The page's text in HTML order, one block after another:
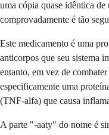
uma cópia quase idêntica
comprovadamente é tão
Este medicamento é uma
anticorpos que seu sistema
entanto, em vez de
especificamente uma
(TNF-alfa) que causa
A parte "-aaty" do nome é